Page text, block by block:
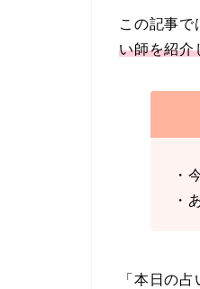
この記事で
い師を紹介
・
・
「本日の